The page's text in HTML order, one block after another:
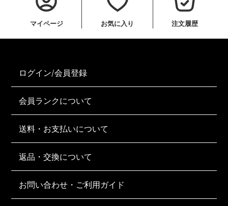
マイページ お気に入り 注文履歴
ログイン/会員登録
会員ランクについて
送料・お支払いについて
返品・交換について
お問い合わせ・ご利用ガイド